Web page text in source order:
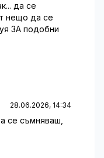
да се
нещо да се
ЗА подобни
28.06.2026, 14:34
се съмняваш,